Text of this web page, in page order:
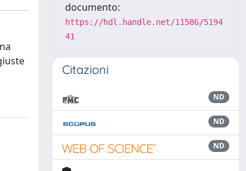
documento:
https://hdl.handle.net/11586/5194
41
Citazioni
ND
ND
ND